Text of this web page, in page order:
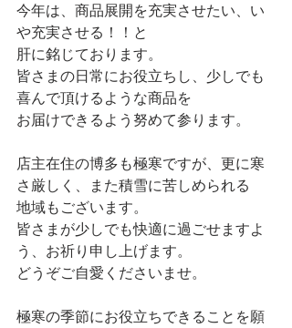
今年は、商品展開を充実させたい、い
や充実させる！！と
肝に銘じております。
皆さまの日常にお役立ちし、少しでも
喜んで頂けるような商品を
お届けできるよう努めて参ります。
店主在住の博多も極寒ですが、更に寒
さ厳しく、また積雪に苦しめられる
地域もございます。
皆さまが少しでも快適に過ごせますよ
う、お祈り申し上げます。
どうぞご自愛くださいませ。
極寒の季節にお役立ちできることを願